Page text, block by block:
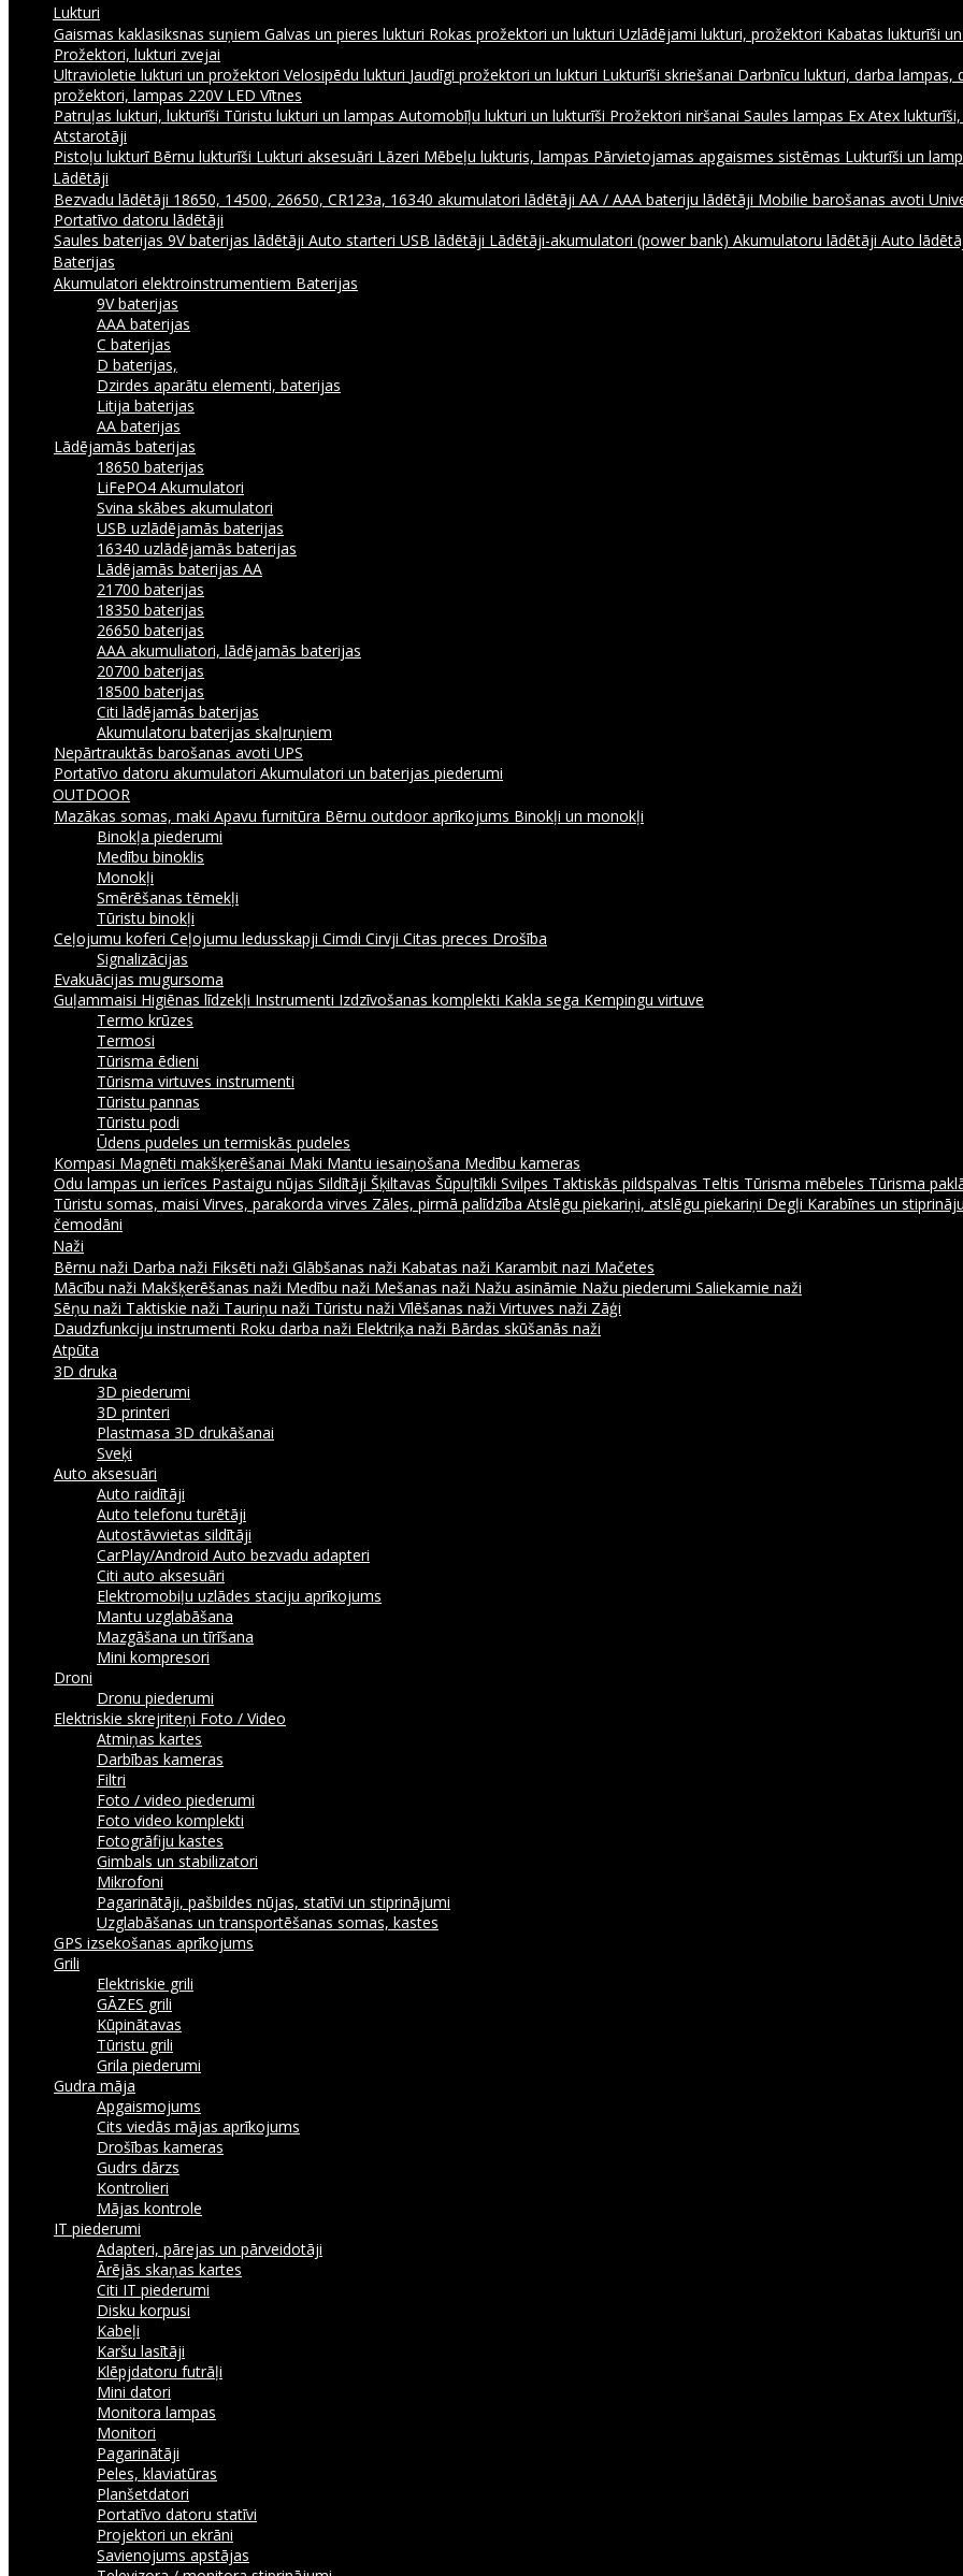
Lukturi
Gaismas kaklasiksnas suņiem Galvas un pieres lukturi Rokas prožektori un lukturi Uzlādējami lukturi, prožektori Kabatas lukturīši
Prožektori, lukturi zvejai
Ultravioletie lukturi un prožektori Velosipēdu lukturi Jaudīgi prožektori un lukturi Lukturīši skriešanai Darbnīcu lukturi, darba lampas,
prožektori, lampas 220V LED Vītnes
Patruļas lukturi, lukturīši Tūristu lukturi un lampas Automobīļu lukturi un lukturīši Prožektori niršanai Saules lampas Ex Atex
Atstarotāji
Pistoļu lukturī Bērnu lukturīši Lukturi aksesuāri Lāzeri Mēbeļu lukturis, lampas Pārvietojamas apgaismes sistēmas Lukturīši un
Lādētāji
Bezvadu lādētāji 18650, 14500, 26650, CR123a, 16340 akumulatori lādētāji AA / AAA bateriju lādētāji Mobilie barošanas avoti
Portatīvo datoru lādētāji
Saules baterijas 9V baterijas lādētāji Auto starteri USB lādētāji Lādētāji-akumulatori (power bank) Akumulatoru lādētāji Auto
Baterijas
Akumulatori elektroinstrumentiem Baterijas
9V baterijas
AAA baterijas
C baterijas
D baterijas,
Dzirdes aparātu elementi, baterijas
Litija baterijas
AA baterijas
Lādējamās baterijas
18650 baterijas
LiFePO4 Akumulatori
Svina skābes akumulatori
USB uzlādējamās baterijas
16340 uzlādējamās baterijas
Lādējamās baterijas AA
21700 baterijas
18350 baterijas
26650 baterijas
AAA akumuliatori, lādējamās baterijas
20700 baterijas
18500 baterijas
Citi lādējamās baterijas
Akumulatoru baterijas skaļruņiem
Nepārtrauktās barošanas avoti UPS
Portatīvo datoru akumulatori Akumulatori un baterijas piederumi
OUTDOOR
Mazākas somas, maki Apavu furnitūra Bērnu outdoor aprīkojums Binokļi un monokļi
Binokļa piederumi
Medību binoklis
Monokļi
Smērēšanas tēmekļi
Tūristu binokļi
Ceļojumu koferi Ceļojumu ledusskapji Cimdi Cirvji Citas preces Drošība
Signalizācijas
Evakuācijas mugursoma
Guļammaisi Higiēnas līdzekļi Instrumenti Izdzīvošanas komplekti Kakla sega Kempingu virtuve
Termo krūzes
Termosi
Tūrisma ēdieni
Tūrisma virtuves instrumenti
Tūristu pannas
Tūristu podi
Ūdens pudeles un termiskās pudeles
Kompasi Magnēti makšķerēšanai Maki Mantu iesaiņošana Medību kameras
Odu lampas un ierīces Pastaigu nūjas Sildītāji Šķiltavas Šūpuļtīkli Svilpes Taktiskās pildspalvas Teltis Tūrisma mēbeles Tūrisma
Tūristu somas, maisi Virves, parakorda virves Zāles, pirmā palīdzība Atslēgu piekariņi, atslēgu piekariņi Degļi Karabīnes un
čemodāni
Naži
Bērnu naži Darba naži Fiksēti naži Glābšanas naži Kabatas naži Karambit nazi Mačetes
Mācību naži Makšķerēšanas naži Medību naži Mešanas naži Nažu asināmie Nažu piederumi Saliekamie naži
Sēņu naži Taktiskie naži Tauriņu naži Tūristu naži Vīlēšanas naži Virtuves naži Zāģi
Daudzfunkciju instrumenti Roku darba naži Elektriķa naži Bārdas skūšanās naži
Atpūta
3D druka
3D piederumi
3D printeri
Plastmasa 3D drukāšanai
Sveķi
Auto aksesuāri
Auto raidītāji
Auto telefonu turētāji
Autostāvvietas sildītāji
CarPlay/Android Auto bezvadu adapteri
Citi auto aksesuāri
Elektromobiļu uzlādes staciju aprīkojums
Mantu uzglabāšana
Mazgāšana un tīrīšana
Mini kompresori
Droni
Dronu piederumi
Elektriskie skrejriteņi Foto / Video
Atmiņas kartes
Darbības kameras
Filtri
Foto / video piederumi
Foto video komplekti
Fotogrāfiju kastes
Gimbals un stabilizatori
Mikrofoni
Pagarinātāji, pašbildes nūjas, statīvi un stiprinājumi
Uzglabāšanas un transportēšanas somas, kastes
GPS izsekošanas aprīkojums
Grili
Elektriskie grili
GĀZES grili
Kūpinātavas
Tūristu grili
Grila piederumi
Gudra māja
Apgaismojums
Cits viedās mājas aprīkojums
Drošības kameras
Gudrs dārzs
Kontrolieri
Mājas kontrole
IT piederumi
Adapteri, pārejas un pārveidotāji
Ārējās skaņas kartes
Citi IT piederumi
Disku korpusi
Kabeļi
Karšu lasītāji
Klēpjdatoru futrāļi
Mini datori
Monitora lampas
Monitori
Pagarinātāji
Peles, klaviatūras
Planšetdatori
Portatīvo datoru statīvi
Projektori un ekrāni
Savienojums apstājas